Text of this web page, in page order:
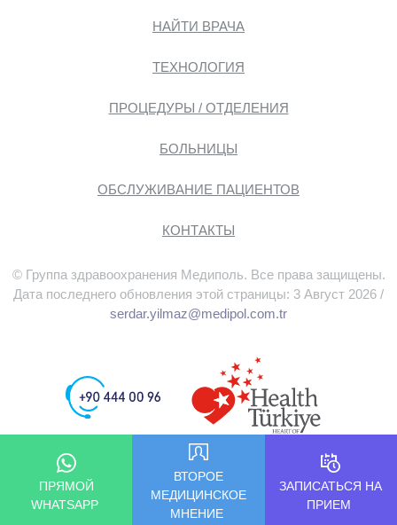
НАЙТИ ВРАЧА
ТЕХНОЛОГИЯ
ПРОЦЕДУРЫ / ОТДЕЛЕНИЯ
БОЛЬНИЦЫ
ОБСЛУЖИВАНИЕ ПАЦИЕНТОВ
КОНТАКТЫ
© Группа здравоохранения Медиполь. Все права защищены.
Дата последнего обновления этой страницы: 3 Август 2026 /
serdar.yilmaz@medipol.com.tr
ПРЯМОЙ
WHATSAPP
ВТОРОЕ
МЕДИЦИНСКОЕ
МНЕНИЕ
ЗАПИСАТЬСЯ НА
ПРИЕМ